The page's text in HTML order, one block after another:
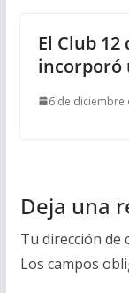
El Club
incorporó
6 de diciembre
Deja una
Tu dirección de
Los campos